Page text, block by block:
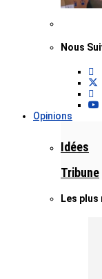
Nous
Opinions
Idées
Tribune
Les